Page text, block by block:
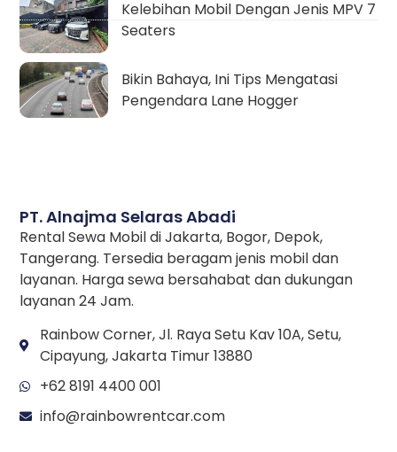
PT. Alnajma Selaras Abadi
Rental Sewa Mobil di Jakarta, Bogor, Depok,
Tangerang. Tersedia beragam jenis mobil dan
layanan. Harga sewa bersahabat dan dukungan
layanan 24 Jam.
Rainbow Corner, Jl. Raya Setu Kav 10A, Setu,
Cipayung, Jakarta Timur 13880
+62 8191 4400 001
info@rainbowrentcar.com
Kelebihan Mobil Dengan Jenis MPV 7
Seaters
Bikin Bahaya, Ini Tips Mengatasi
Pengendara Lane Hogger